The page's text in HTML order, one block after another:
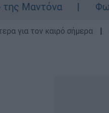
Φωτιά στη
για τον καιρό σήμερα